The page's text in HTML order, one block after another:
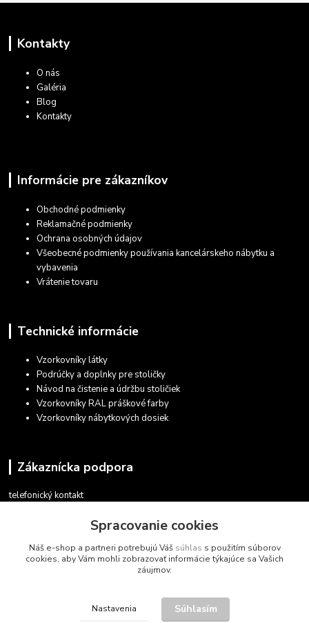
Kontakty
O nás
Galéria
Blog
Kontakty
Informácie pre zákazníkov
Obchodné podmienky
Reklamačné podmienky
Ochrana osobných údajov
Všeobecné podmienky používania kancelárskeho nábytku a
vybavenia
Vrátenie tovaru
Technické informácie
Vzorkovníky látky
Podrúčky a doplnky pre stoličky
Návod na čistenie a údržbu stoličiek
Vzorkovníky RAL práškové farby
Vzorkovníky nábytkových dosiek
Zákaznícka podpora
telefonický kontakt
v pracovných dňoch 08.30 - 16.00
obchod@marketsk.sk
Spracovanie cookies
Náš e-shop a partneri potrebujú Váš súhlas s použitím súborov
cookies, aby Vám mohli zobrazovať informácie týkajúce sa Vašich
záujmov.
Nastavenia Súhlasím